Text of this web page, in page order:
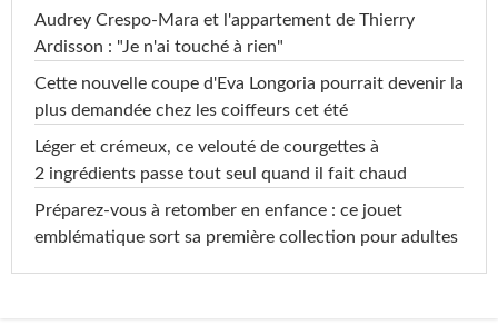
Audrey Crespo-Mara et l'appartement de Thierry
Ardisson : "Je n'ai touché à rien"
Cette nouvelle coupe d'Eva Longoria pourrait devenir la
plus demandée chez les coiffeurs cet été
Léger et crémeux, ce velouté de courgettes à
2 ingrédients passe tout seul quand il fait chaud
Préparez-vous à retomber en enfance : ce jouet
emblématique sort sa première collection pour adultes